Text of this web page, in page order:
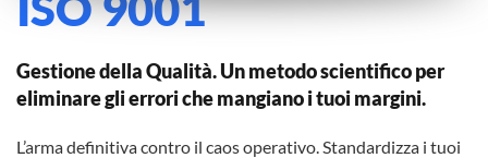
Gestione della Qualità. Un metodo scientifico per
eliminare gli errori che mangiano i tuoi margini.
L’arma definitiva contro il caos operativo. Standardizza i tuoi